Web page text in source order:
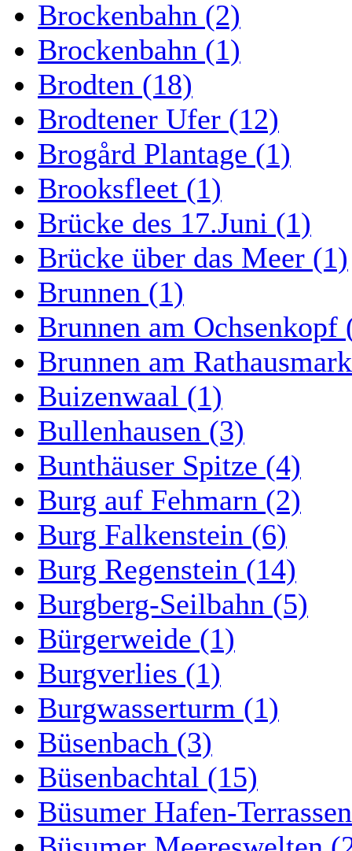
Brockenbahn (2)
Brockenbahn (1)
Brodten (18)
Brodtener Ufer (12)
Brogård Plantage (1)
Brooksfleet (1)
Brücke des 17.Juni (1)
Brücke über das Meer (1)
Brunnen (1)
Brunnen am Ochsenkopf
Brunnen am
Buizenwaal (1)
Bullenhausen (3)
Bunthäuser Spitze (4)
Burg auf Fehmarn (2)
Burg Falkenstein (6)
Burg Regenstein (14)
Burgberg-Seilbahn (5)
Bürgerweide (1)
Burgverlies (1)
Burgwasserturm (1)
Büsenbach (3)
Büsenbachtal (15)
Büsumer Hafen-